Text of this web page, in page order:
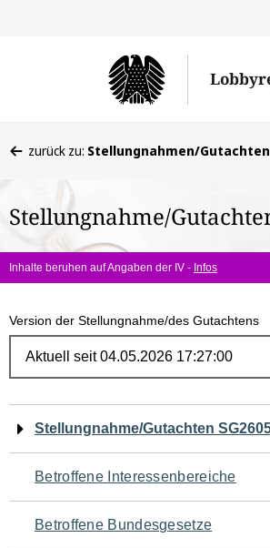
befinden
hier:
zurück zu: Stellungnahmen/Gutachten
Stellungnahme/
Inhalte beruhen auf Angaben der IV - Infos
Version der Stellungnahme/des Gutachtens
Navigation
für
den
Seiteninhalt
Stellungnahme/Gutachten
Betroffene Interessenbereiche
Betroffene Bundesgesetze